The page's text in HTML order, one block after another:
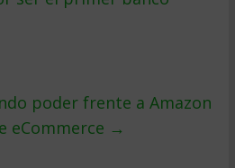
poder frente a Amazon
eCommerce →